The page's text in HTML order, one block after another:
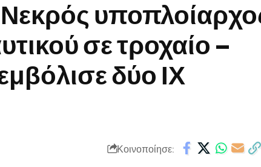
σε τροχαίο –
δύο ΙΧ
Κοινοποίησε: